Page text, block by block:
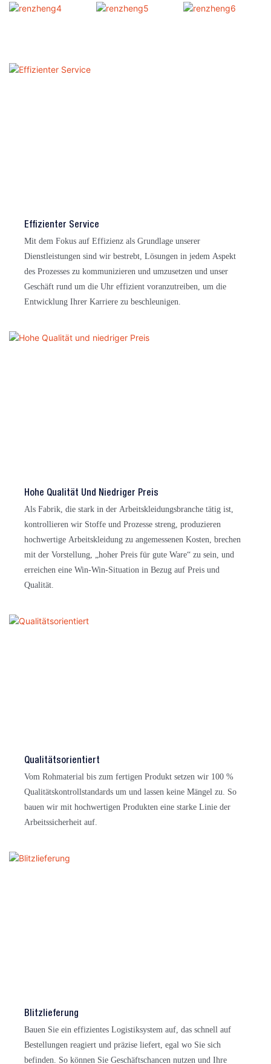
Effizienter Service
Mit dem Fokus auf Effizienz als Grundlage unserer
Dienstleistungen sind wir bestrebt, Lösungen in jedem Aspekt
des Prozesses zu kommunizieren und umzusetzen und unser
Geschäft rund um die Uhr effizient voranzutreiben, um die
Entwicklung Ihrer Karriere zu beschleunigen.
Hohe Qualität Und Niedriger Preis
Als Fabrik, die stark in der Arbeitskleidungsbranche tätig ist,
kontrollieren wir Stoffe und Prozesse streng, produzieren
hochwertige Arbeitskleidung zu angemessenen Kosten, brechen
mit der Vorstellung, „hoher Preis für gute Ware“ zu sein, und
erreichen eine Win-Win-Situation in Bezug auf Preis und
Qualität.
Qualitätsorientiert
Vom Rohmaterial bis zum fertigen Produkt setzen wir 100 %
Qualitätskontrollstandards um und lassen keine Mängel zu. So
bauen wir mit hochwertigen Produkten eine starke Linie der
Arbeitssicherheit auf.
Blitzlieferung
Bauen Sie ein effizientes Logistiksystem auf, das schnell auf
Bestellungen reagiert und präzise liefert, egal wo Sie sich
befinden. So können Sie Geschäftschancen nutzen und Ihre